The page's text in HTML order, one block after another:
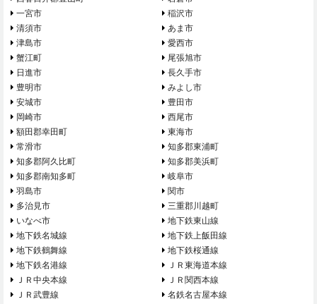
一宮市
稲沢市
清須市
あま市
津島市
愛西市
蟹江町
尾張旭市
日進市
長久手市
豊明市
みよし市
安城市
豊田市
岡崎市
西尾市
額田郡幸田町
東海市
常滑市
知多郡東浦町
知多郡阿久比町
知多郡美浜町
知多郡南知多町
岐阜市
羽島市
関市
多治見市
三重郡川越町
いなべ市
地下鉄東山線
地下鉄名城線
地下鉄上飯田線
地下鉄鶴舞線
地下鉄桜通線
地下鉄名港線
ＪＲ東海道本線
ＪＲ中央本線
ＪＲ関西本線
ＪＲ武豊線
名鉄名古屋本線